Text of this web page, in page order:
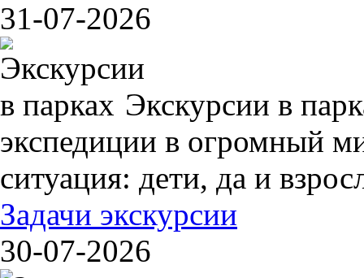
31-07-2026
Экскурсии в
экспедиции в огромный
ситуация: дети, да и
Задачи экскурсии
30-07-2026